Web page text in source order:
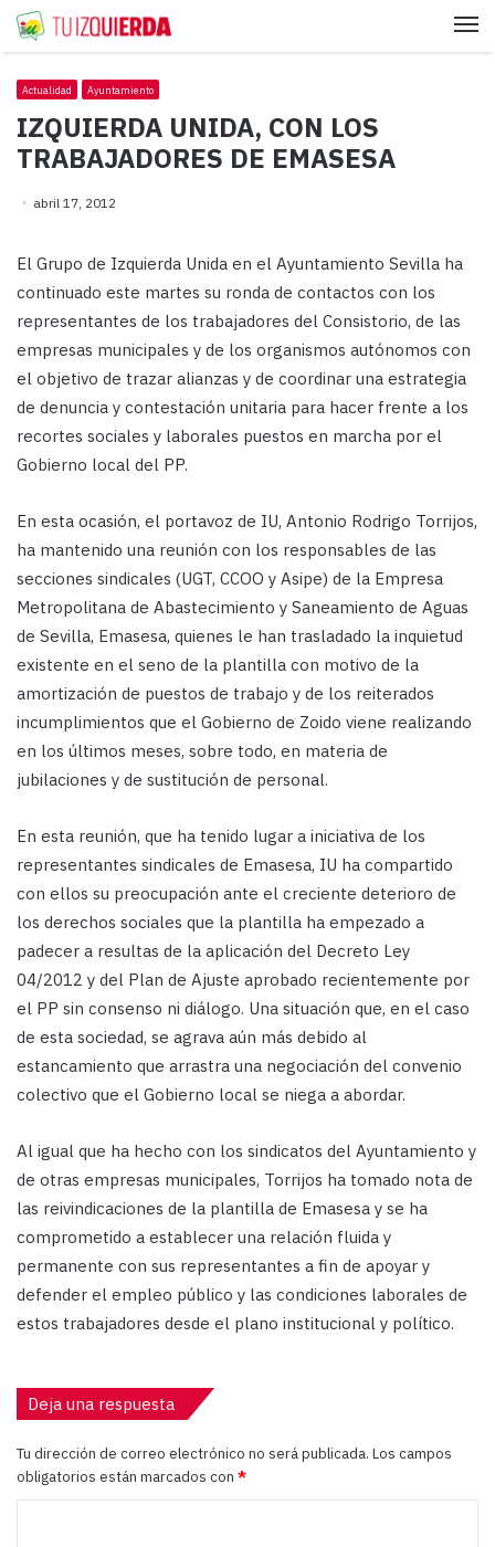
Actualidad Ayuntamiento
IZQUIERDA UNIDA, CON LOS
TRABAJADORES DE EMASESA
abril 17, 2012
El Grupo de Izquierda Unida en el Ayuntamiento Sevilla ha
continuado este martes su ronda de contactos con los
representantes de los trabajadores del Consistorio, de las
empresas municipales y de los organismos autónomos con
el objetivo de trazar alianzas y de coordinar una estrategia
de denuncia y contestación unitaria para hacer frente a los
recortes sociales y laborales puestos en marcha por el
Gobierno local del PP.
En esta ocasión, el portavoz de IU, Antonio Rodrigo Torrijos,
ha mantenido una reunión con los responsables de las
secciones sindicales (UGT, CCOO y Asipe) de la Empresa
Metropolitana de Abastecimiento y Saneamiento de Aguas
de Sevilla, Emasesa, quienes le han trasladado la inquietud
existente en el seno de la plantilla con motivo de la
amortización de puestos de trabajo y de los reiterados
incumplimientos que el Gobierno de Zoido viene realizando
en los últimos meses, sobre todo, en materia de
jubilaciones y de sustitución de personal.
En esta reunión, que ha tenido lugar a iniciativa de los
representantes sindicales de Emasesa, IU ha compartido
con ellos su preocupación ante el creciente deterioro de
los derechos sociales que la plantilla ha empezado a
padecer a resultas de la aplicación del Decreto Ley
04/2012 y del Plan de Ajuste aprobado recientemente por
el PP sin consenso ni diálogo. Una situación que, en el caso
de esta sociedad, se agrava aún más debido al
estancamiento que arrastra una negociación del convenio
colectivo que el Gobierno local se niega a abordar.
Al igual que ha hecho con los sindicatos del Ayuntamiento y
de otras empresas municipales, Torrijos ha tomado nota de
las reivindicaciones de la plantilla de Emasesa y se ha
comprometido a establecer una relación fluida y
permanente con sus representantes a fin de apoyar y
defender el empleo público y las condiciones laborales de
estos trabajadores desde el plano institucional y político.
Deja una respuesta
Tu dirección de correo electrónico no será publicada. Los campos
obligatorios están marcados con *